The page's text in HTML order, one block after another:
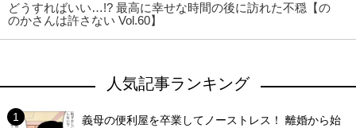
どうすればいい…!? 最高に幸せな時間の後に訪れた不穏【の
のかさんは許さない Vol.60】
人気記事ランキング
義母の便利屋を卒業してノーストレス！ 離婚から始